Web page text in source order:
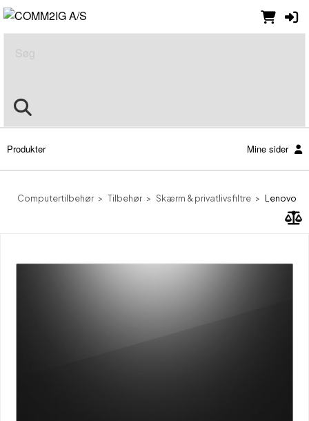
Produkter Mine sider
Computertilbehør Tilbehør Skærm & privatlivsfiltre Lenovo